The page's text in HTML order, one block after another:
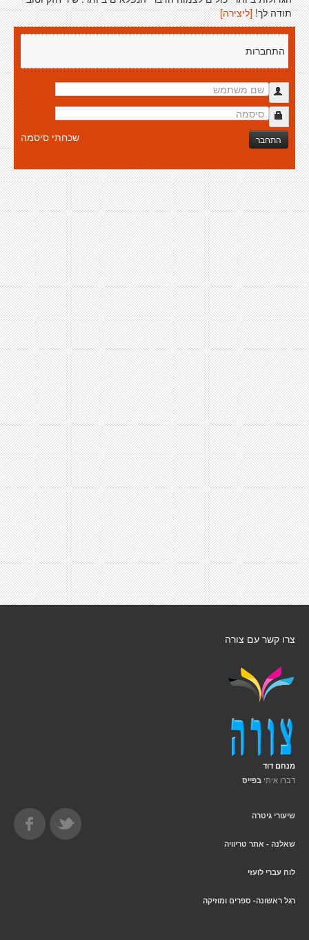
תודה לך! [ליצירה]
התחברות
התחבר שכחתי סיסמה
צרו קשר עם צורה
מנחם דוד
דברו איתי בפייס
שיעורי גיטרה
שאלנה - אתר טריוויה
לוח עברי לועזי
רגל ראשונה- ספרים ומוזיקה